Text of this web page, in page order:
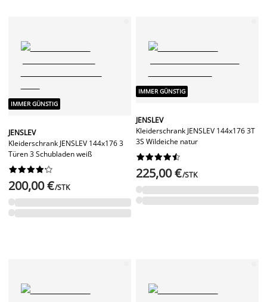
IMMER GÜNSTIG
JENSLEV
Kleiderschrank JENSLEV 144x176 3
Türen 3 Schubladen weiß






200,00 €/STK
IMMER GÜNSTIG
JENSLEV
Kleiderschrank JENSLEV 144x176 3T
3S Wildeiche natur






225,00 €/STK